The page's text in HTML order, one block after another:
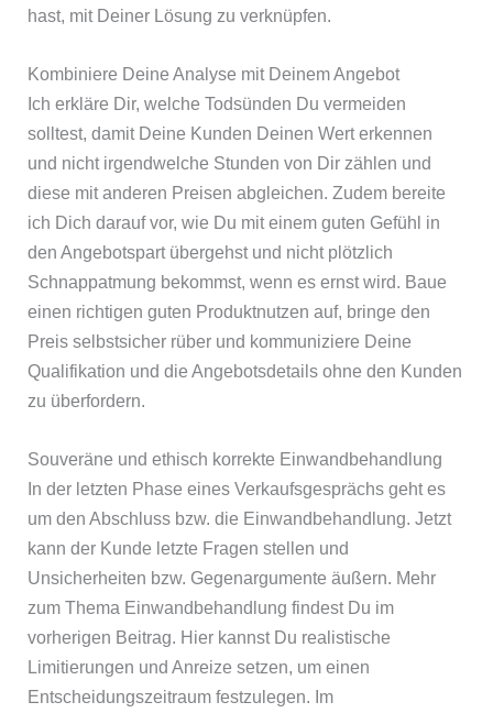
hast, mit Deiner Lösung zu verknüpfen.
Kombiniere Deine Analyse mit Deinem Angebot
Ich erkläre Dir, welche Todsünden Du vermeiden
solltest, damit Deine Kunden Deinen Wert erkennen
und nicht irgendwelche Stunden von Dir zählen und
diese mit anderen Preisen abgleichen. Zudem bereite
ich Dich darauf vor, wie Du mit einem guten Gefühl in
den Angebotspart übergehst und nicht plötzlich
Schnappatmung bekommst, wenn es ernst wird. Baue
einen richtigen guten Produktnutzen auf, bringe den
Preis selbstsicher rüber und kommuniziere Deine
Qualifikation und die Angebotsdetails ohne den Kunden
zu überfordern.
Souveräne und ethisch korrekte Einwandbehandlung
In der letzten Phase eines Verkaufsgesprächs geht es
um den Abschluss bzw. die Einwandbehandlung. Jetzt
kann der Kunde letzte Fragen stellen und
Unsicherheiten bzw. Gegenargumente äußern. Mehr
zum Thema Einwandbehandlung findest Du im
vorherigen Beitrag. Hier kannst Du realistische
Limitierungen und Anreize setzen, um einen
Entscheidungszeitraum festzulegen. Im